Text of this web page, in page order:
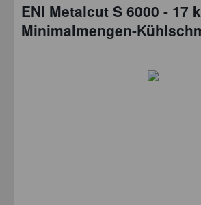
ENI Metalcut S 6000 - 17
Minimalmengen-